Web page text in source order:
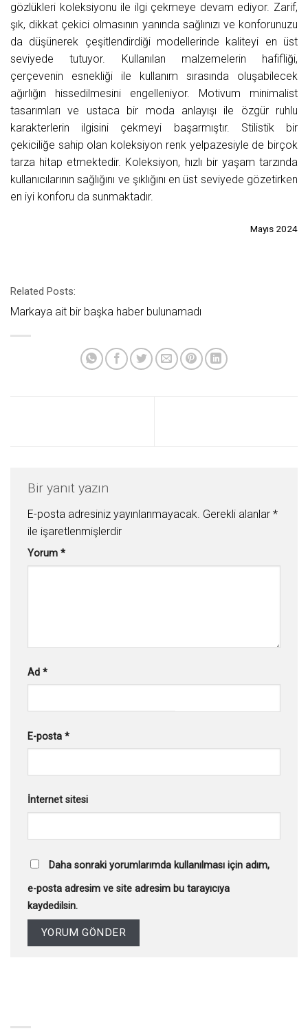
gözlükleri koleksiyonu ile ilgi çekmeye devam ediyor. Zarif,
şık, dikkat çekici olmasının yanında sağlınızı ve konforunuzu
da düşünerek çeşitlendirdiği modellerinde kaliteyi en üst
seviyede tutuyor. Kullanılan malzemelerin hafifliği,
çerçevenin esnekliği ile kullanım sırasında oluşabilecek
ağırlığın hissedilmesini engelleniyor. Motivum minimalist
tasarımları ve ustaca bir moda anlayışı ile özgür ruhlu
karakterlerin ilgisini çekmeyi başarmıştır. Stilistik bir
çekiciliğe sahip olan koleksiyon renk yelpazesiyle de birçok
tarza hitap etmektedir. Koleksiyon, hızlı bir yaşam tarzında
kullanıcılarının sağlığını ve şıklığını en üst seviyede gözetirken
en iyi konforu da sunmaktadır.
Mayıs 2024
Related Posts:
Markaya ait bir başka haber bulunamadı
Bir yanıt yazın
E-posta adresiniz yayınlanmayacak. Gerekli alanlar *
ile işaretlenmişlerdir
Yorum *
Ad *
E-posta *
İnternet sitesi
Daha sonraki yorumlarımda kullanılması için adım,
e-posta adresim ve site adresim bu tarayıcıya
kaydedilsin.